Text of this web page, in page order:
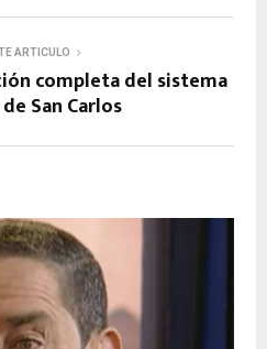
ARTICULO
completa del sistema
San Carlos